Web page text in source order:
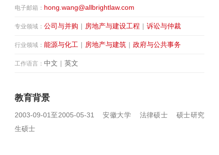
电子邮箱： hong.wang@allbrightlaw.com
专业领域： 公司与并购 | 房地产与建设工程 | 诉讼与仲裁
行业领域： 能源与化工 | 房地产与建筑 | 政府与公共事务
工作语言： 中文 | 英文
教育背景
2003-09-01至2005-05-31 安徽大学 法律硕士 硕士研究
生硕士